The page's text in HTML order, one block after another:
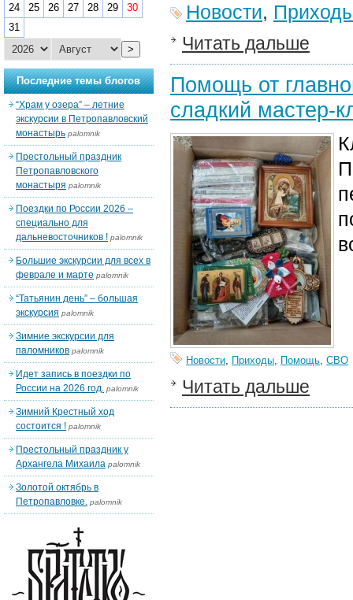
Новости,
Читать дальше
Помощь от
сладкий мастер-
Новости, Приходы, Помощь, СВО
Читать дальше
24
25 26 27 28 29
30
31
>
Последние темы блогов
“Храм у озера” – летние
экскурсии в Петропавловский
монастырь palomnik
Престольный праздник
Петропавловского
монастыря palomnik
Поездки по России 2026 –
специально для
дальневосточников ! palomnik
Большие экскурсии для всех в
феврале и марте palomnik
“Татьянин день” – большая
экскурсия palomnik
Зимние экскурсии для
паломников palomnik
Идет запись в поездки по
России на 2026 год. palomnik
Зимний Крестный ход
состоится ! palomnik
Престольный праздник у
Архангела Михаила palomnik
Золотой октябрь в
Петропавловке. palomnik